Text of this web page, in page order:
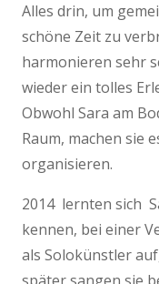
Alles drin, um
schöne Zeit zu
harmonieren sehr
wieder ein tolles
Obwohl Sara am
Raum, machen sie
organisieren.
2014 lernten sich
kennen, bei einer
als Solokünstler